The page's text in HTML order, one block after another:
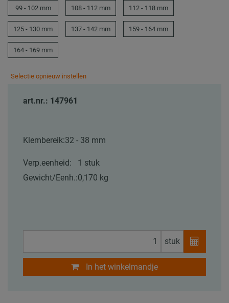
99 - 102 mm 108 - 112 mm 112 - 118 mm
125 - 130 mm 137 - 142 mm 159 - 164 mm
164 - 169 mm
Selectie opnieuw instellen
art.nr.: 147961
Klembereik:32 - 38 mm
Verp.eenheid:
1 stuk
Gewicht/Eenh.:0,170 kg
stuk
In het winkelmandje